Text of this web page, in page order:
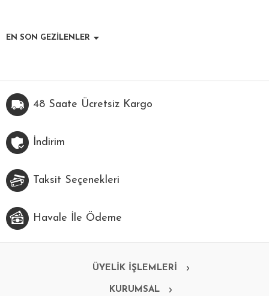
EN SON GEZİLENLER
48 Saate Ücretsiz Kargo
İndirim
Taksit Seçenekleri
Havale İle Ödeme
ÜYELİK İŞLEMLERİ
KURUMSAL